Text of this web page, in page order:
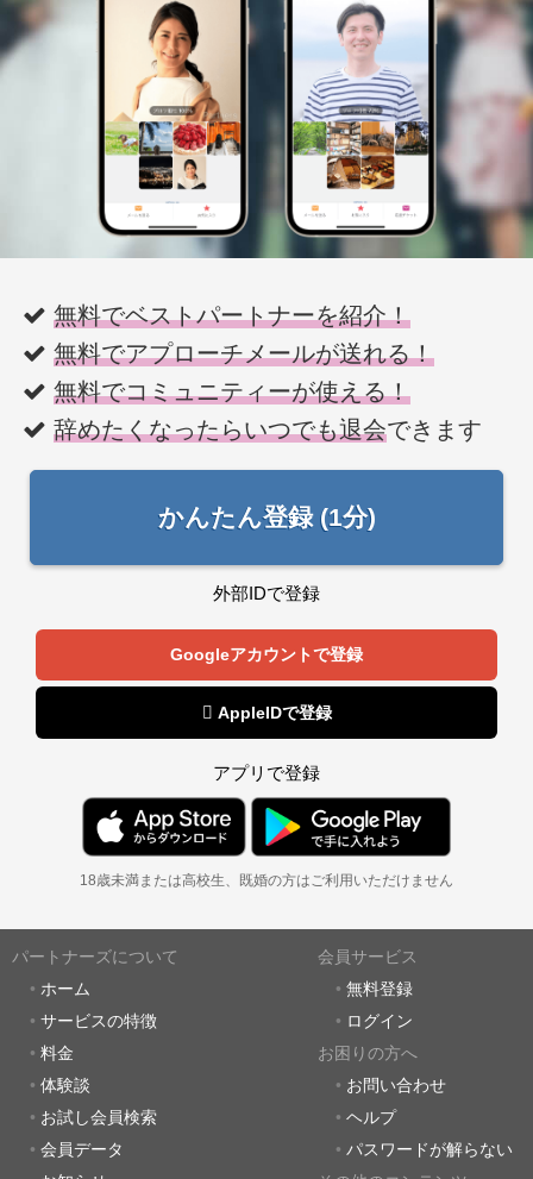
無料でベストパートナーを紹介！
無料でアプローチメールが送れる！
無料でコミュニティーが使える！
辞めたくなったらいつでも退会できます
かんたん登録 (1分)
外部IDで登録
Googleアカウントで登録
 AppleIDで登録
アプリで登録
18歳未満または高校生、既婚の方はご利用いただけません
パートナーズについて
ホーム
サービスの特徴
料金
体験談
お試し会員検索
会員データ
会員サービス
無料登録
ログイン
お困りの方へ
お問い合わせ
ヘルプ
パスワードが解らない